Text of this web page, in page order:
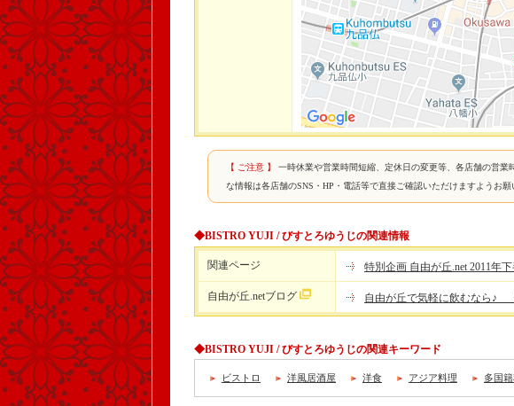
【 ご注意 】
一時休業や営業時間短縮、定休日の変更等、各店舗の営
な情報は各店舗のSNS・HP・電話等で直接ご確認いただけますようお願
◆BISTRO YUJI / びすとろゆうじの関連情報
関連ページ 特別企画 自由が丘.net 2011年
自由が丘.netブログ 自由が丘で気軽に飲むなら♪
◆BISTRO YUJI / びすとろゆうじの関連キーワード
ビストロ 洋風居酒屋 洋食 アジア料理 多国